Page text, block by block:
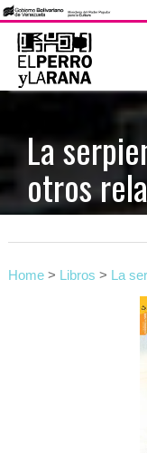
La
otros
Home> Libros > La